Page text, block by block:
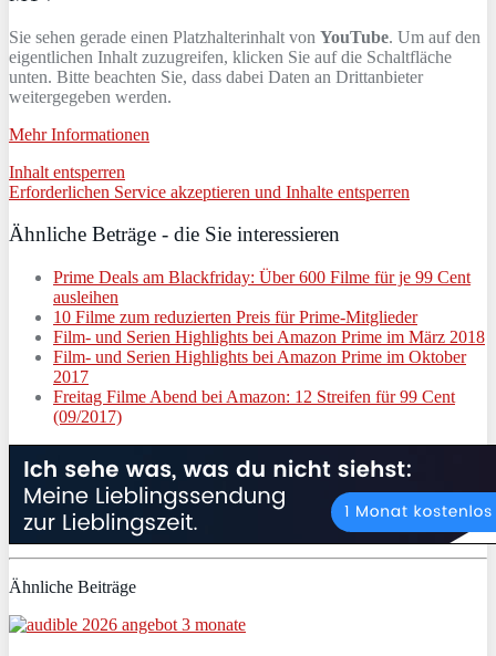
Sie sehen gerade einen Platzhalterinhalt von YouTube. Um auf den
eigentlichen Inhalt zuzugreifen, klicken Sie auf die Schaltfläche
unten. Bitte beachten Sie, dass dabei Daten an Drittanbieter
weitergegeben werden.
Mehr Informationen
Inhalt entsperren
Erforderlichen Service akzeptieren und Inhalte entsperren
Ähnliche Beträge - die Sie interessieren
Prime Deals am Blackfriday: Über 600 Filme für je 99 Cent
ausleihen
10 Filme zum reduzierten Preis für Prime-Mitglieder
Film- und Serien Highlights bei Amazon Prime im März 2018
Film- und Serien Highlights bei Amazon Prime im Oktober
2017
Freitag Filme Abend bei Amazon: 12 Streifen für 99 Cent
(09/2017)
Ähnliche Beiträge